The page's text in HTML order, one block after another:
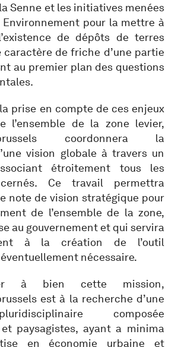
Senne et les initiatives menées
Environnement pour la mettre à
de dépôts de terres
caractère de friche d’une partie
au premier plan des questions
prise en compte de ces enjeux
l’ensemble de la zone levier,
coordonnera la
vision globale à travers un
étroitement tous les
Ce travail permettra
note de vision stratégique pour
de l’ensemble de la zone,
au gouvernement et qui servira
à la création de l’outil
nécessaire.
à bien cette mission,
est à la recherche d’une
composée
et paysagistes, ayant a minima
en économie urbaine et